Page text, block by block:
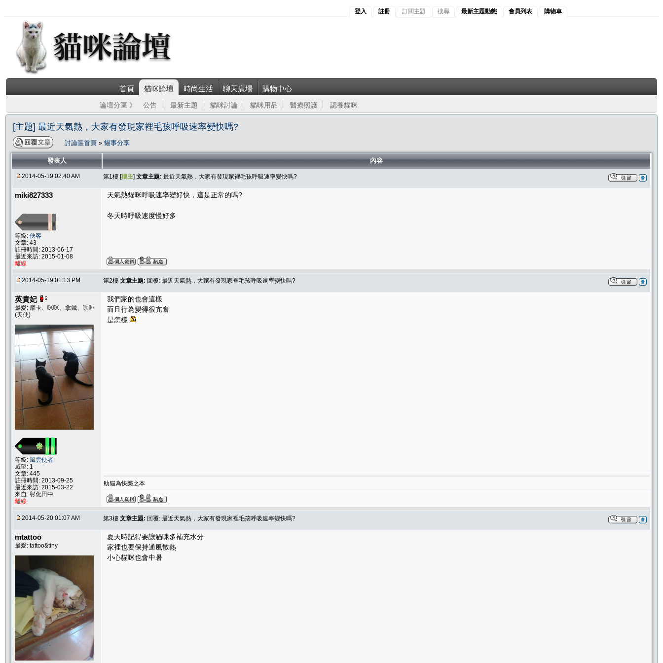
登入 註冊 訂閱主題 搜尋 最新主題動態 會員列表 購物車
首頁 貓咪論壇 時尚生活 聊天廣場 購物中心
論壇分區 》 公告 最新主題 貓咪討論 貓咪用品 醫療照護 認養貓咪
[主題] 最近天氣熱，大家有發現家裡毛孩呼吸速率變快嗎?
討論區首頁 » 貓事分享
發表人 內容
2014-05-19 02:40 AM 第1樓 [樓主] 文章主題: 最近天氣熱，大家有發現家裡毛孩呼吸速率變快嗎?
miki827333
等級: 俠客
文章: 43
註冊時間: 2013-06-17
最近來訪: 2015-01-08
離線
天氣熱貓咪呼吸速率變好快，這是正常的嗎?
冬天時呼吸速度慢好多
2014-05-19 01:13 PM 第2樓 文章主題: 回覆: 最近天氣熱，大家有發現家裡毛孩呼吸速率變快嗎?
英貴妃
最愛: 摩卡、咪咪、拿鐵、咖啡
(天使)
等級: 風雲使者
威望: 1
文章: 445
註冊時間: 2013-09-25
最近來訪: 2015-03-22
來自: 彰化田中
離線
我們家的也會這樣
而且行為變得很亢奮
是怎樣
助貓為快樂之本
2014-05-20 01:07 AM 第3樓 文章主題: 回覆: 最近天氣熱，大家有發現家裡毛孩呼吸速率變快嗎?
mtattoo
最愛: tattoo&tiny
夏天時記得要讓貓咪多補充水分
家裡也要保持通風散熱
小心貓咪也會中暑